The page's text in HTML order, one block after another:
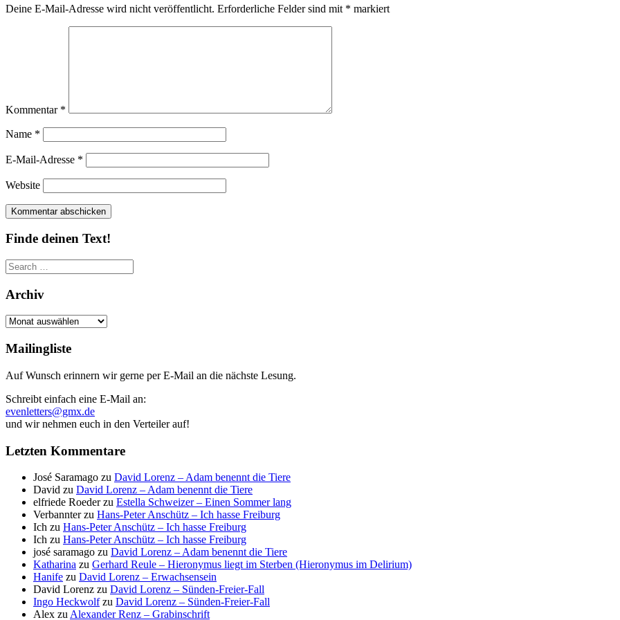
Deine E-Mail-Adresse wird nicht veröffentlicht. Erforderliche Felder sind mit * markiert
Kommentar *
Name *
E-Mail-Adresse *
Website
Finde deinen Text!
Search
for:
Archiv
Archiv
Mailingliste
Auf Wunsch erinnern wir gerne per E-Mail an die nächste Lesung.
Schreibt einfach eine E-Mail an:
evenletters@gmx.de
und wir nehmen euch in den Verteiler auf!
Letzten Kommentare
José Saramago zu David Lorenz – Adam benennt die Tiere
David zu David Lorenz – Adam benennt die Tiere
elfriede Roederzu Estella Schweizer – Einen Sommer lang
Verbannterzu Hans-Peter Anschütz – Ich hasse Freiburg
Ich zu Hans-Peter Anschütz – Ich hasse Freiburg
Ich zu Hans-Peter Anschütz – Ich hasse Freiburg
josé saramago zu David Lorenz – Adam benennt die Tiere
Katharina zu Gerhard Reule – Hieronymus liegt im Sterben (Hieronymus im Delirium)
Hanife zu David Lorenz – Erwachsensein
David Lorenz zu David Lorenz – Sünden-Freier-Fall
Ingo Heckwolfzu David Lorenz – Sünden-Freier-Fall
Alex zu Alexander Renz – Grabinschrift